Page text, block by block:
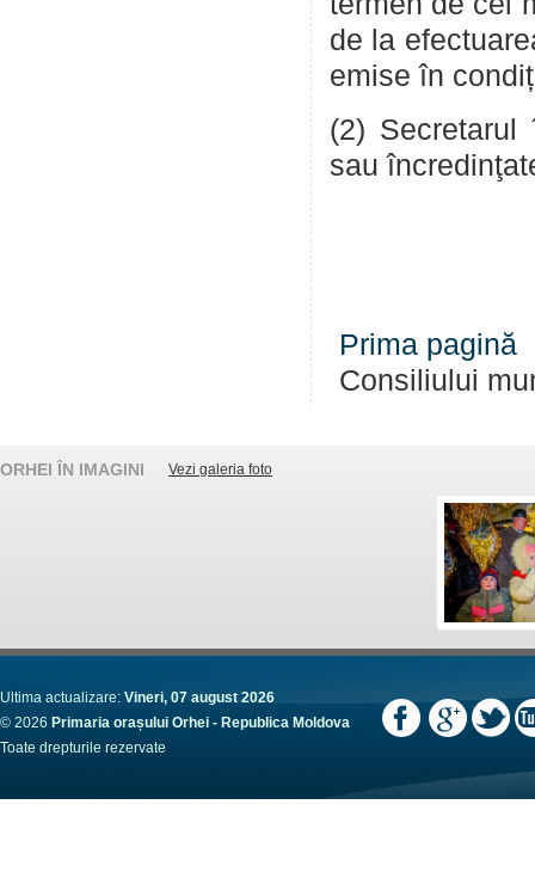
de la
emise în
(2)
sau
Prima pagină
Consiliului
ORHEI ÎN IMAGINI Vezi galeria foto
Ultima actualizare: Vineri, 07 august 2026
© 2026 Primaria orașului Orhei - Republica Moldova
Toate drepturile rezervate